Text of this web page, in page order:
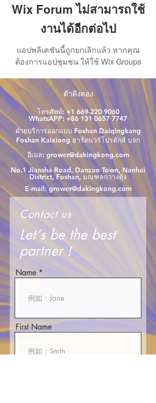
Wix Forum ไม่สามารถใช้
งานได้อีกต่อไป
แอปพลิเคชันนี้ถูกยกเลิกแล้ว หากคุณ
ต้องการแอปชุมชน ให้ใช้ Wix Groups
ต้าคิงคอง
โทรศัพท์:+1 669-220 9060
WhatsAPP: +86 131 0657 7747
ฝ่ายบริการออกแบบ Foshan Daiqingkang
Foshan Kaixiong ฮาร์ดแวร์โปรดักส์ บจก
อีเมล: grower@dakingkong.com
No.1 Jiansha Road, Danzao Town, Nanhai
District, Foshan, มณฑลกวางตุ้ง
E-mail:grower@dakingkong.com
Contact us
Let‘s be the best
partner！
Name
First Name